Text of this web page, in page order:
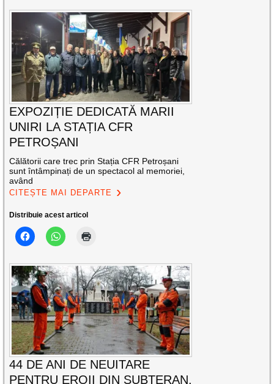
EXPOZIȚIE DEDICATĂ MARII
UNIRI LA STAȚIA CFR
PETROȘANI
Călătorii care trec prin Stația CFR Petroșani
sunt întâmpinați de un spectacol al memoriei,
având
CITEȘTE MAI DEPARTE
Distribuie acest articol
44 DE ANI DE NEUITARE
PENTRU EROII DIN SUBTERAN,